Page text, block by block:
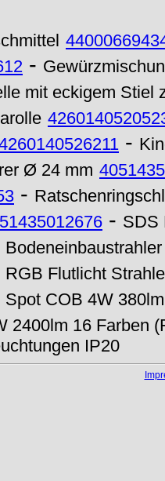
-
mit eckigem Stiel
-
Ø 24 mm
-
- SDS
RGB Flutlicht
Spot COB 4W
2400lm 16 Farben
IP20